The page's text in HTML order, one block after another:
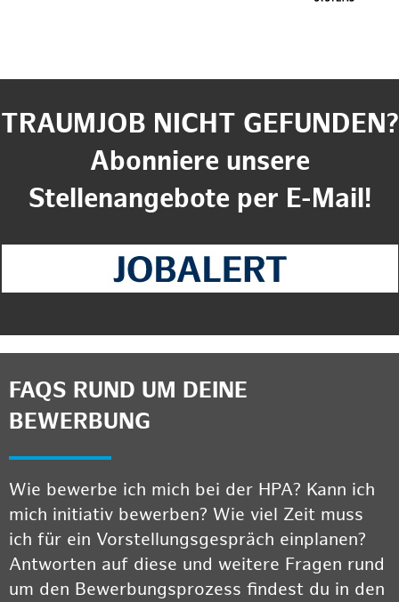
TRAUMJOB NICHT GEFUNDEN?
Abonniere unsere
Stellenangebote per E-Mail!
FAQS RUND UM DEINE
BEWERBUNG
Wie bewerbe ich mich bei der HPA? Kann ich
mich initiativ bewerben? Wie viel Zeit muss
ich für ein Vorstellungsgespräch einplanen?
Antworten auf diese und weitere Fragen rund
um den Bewerbungsprozess findest du in den